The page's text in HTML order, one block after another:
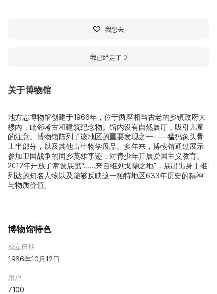
关于博物馆
地方志博物馆创建于1966年，位于两座相当古老的乡镇政府大
楼内，毗邻考古和建筑纪念物。馆内设有自然展厅，吸引儿童
的注意。博物馆陈列了该地区的重要发现之一——猛犸象头骨
上半部分，以及其他古生物学展品。多年来，博物馆通过展示
参加卫国战争的同乡英雄事迹，对青少年开展爱国主义教育。
2012年开放了常设展览“……来自维列戈德之地”，展出出身于维
列达的知名人物以及能够反映这一独特地区633年历史的精神
与物质价值。
博物馆特色
成立日期
1966年10月12日
用户
7100
我想去
我已经走了 0